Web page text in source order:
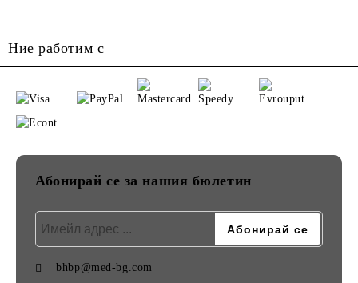
Ние работим с
Абонирай се за нашия бюлетин
bhbp@med-bg.com